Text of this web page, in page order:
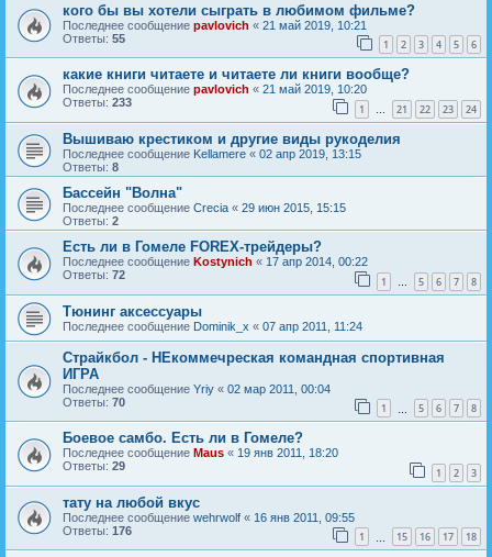
кого бы вы хотели сыграть в любимом фильме?
Последнее сообщение pavlovich « 21 май 2019, 10:21
Ответы: 55 1 2 3 4 5 6
какие книги читаете и читаете ли книги вообще?
Последнее сообщение pavlovich « 21 май 2019, 10:20
Ответы: 233 1 … 21 22 23 24
Вышиваю крестиком и другие виды рукоделия
Последнее сообщение Kellamere « 02 апр 2019, 13:15
Ответы: 8
Бассейн "Волна"
Последнее сообщение Crecia « 29 июн 2015, 15:15
Ответы: 2
Есть ли в Гомеле FOREX-трейдеры?
Последнее сообщение Kostynich « 17 апр 2014, 00:22
Ответы: 72 1 … 5 6 7 8
Тюнинг аксессуары
Последнее сообщение Dominik_x « 07 апр 2011, 11:24
Страйкбол - НЕкоммечреская командная спортивная
ИГРА
Последнее сообщение Yriy « 02 мар 2011, 00:04
Ответы: 70 1 5 6 7 8
Боевое самбо. Есть ли в Гомеле?
Последнее сообщение Maus « 19 янв 2011, 18:20
Ответы: 29 1 2 3
тату на любой вкус
Последнее сообщение wehrwolf « 16 янв 2011, 09:55
Ответы: 176 1 15 16 17 18